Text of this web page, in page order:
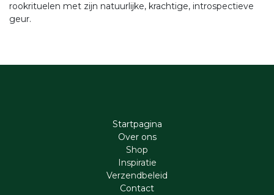
rookrituelen met zijn natuurlijke, krachtige, introspectieve
geur.
Startpagina
Ove​r​ ons
Shop
Inspiratie
Verzendbeleid
Cont​act